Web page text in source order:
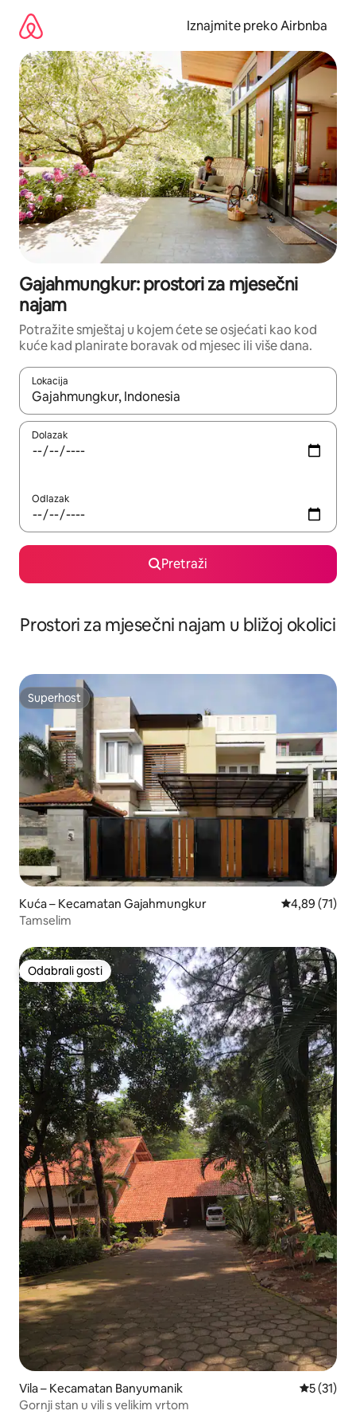
sadržaj
Iznajmite preko Airbnba
Gajahmungkur: prostori za mjesečni
najam
Potražite smještaj u kojem ćete se osjećati kao kod
kuće kad planirate boravak od mjesec ili više dana.
Lokacija
Kada budu dostupni rezultati, moći ćete ih pregledati
Dolazak
Odlazak
Pretraži
Prostori za mjesečni najam u bližoj okolici
Superhost
Superhost
Kuća – Kecamatan Gajahmungkur Prosječna
4,89 (71)
Tamselim
Odabrali gosti
Odabrali gosti
Vila – Kecamatan Banyumanik Prosječna
5 (31)
Gornji stan u vili s velikim vrtom